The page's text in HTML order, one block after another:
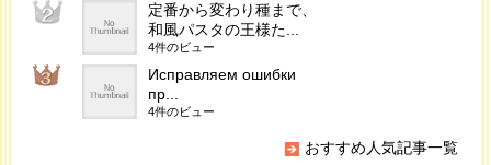
定番から変わり種まで、
和風パスタの王様た...
4件のビュー
Исправляем ошибки
пр...
4件のビュー
おすすめ人気記事一覧